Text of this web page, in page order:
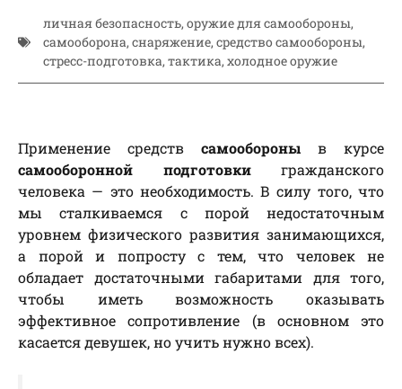
личная безопасность, оружие для самообороны,
самооборона, снаряжение, средство самообороны,
стресс-подготовка, тактика, холодное оружие
Применение средств самообороны в курсе
самооборонной подготовкигражданского
человека — это необходимость. В силу того, что
мы сталкиваемся с порой недостаточным
уровнем физического развития занимающихся,
а порой и попросту с тем, что человек не
обладает достаточными габаритами для того,
чтобы иметь возможность оказывать
эффективное сопротивление (в основном это
касается девушек, но учить нужно всех).